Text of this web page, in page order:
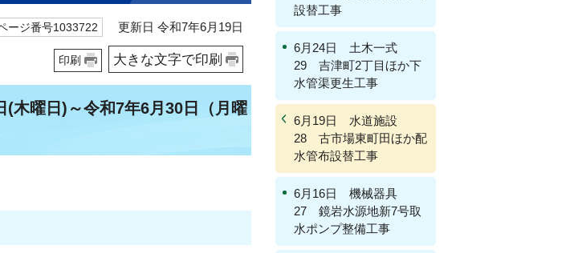
ージ番号1033722 更新日 令和7年6月19日
印刷 大きな文字で印刷
木曜日)～令和7年6月30日（月曜
設替工事
6月24日 土木一式
29 吉津町2丁目ほか下
水管渠更生工事
6月19日 水道施設
28 古市場東町田ほか配
水管布設替工事
6月16日 機械器具
27 鏡岩水源地新7号取
水ポンプ整備工事